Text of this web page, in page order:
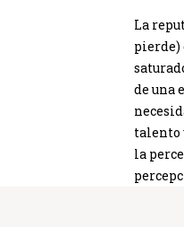
La
pierde)
de una
talento
la